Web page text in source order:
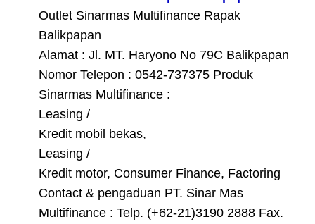
Outlet Sinarmas Multifinance Rapak
Balikpapan
Alamat : Jl. MT. Haryono No 79C Balikpapan
Nomor Telepon : 0542-737375 Produk
Sinarmas Multifinance :
Leasing /
Kredit mobil bekas,
Leasing /
Kredit motor, Consumer Finance, Factoring
Contact & pengaduan PT. Sinar Mas
Multifinance : Telp. (+62-21)3190 2888 Fax.